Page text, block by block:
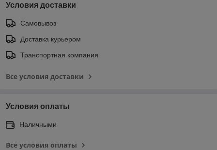
Условия доставки
Самовывоз
Доставка курьером
Транспортная компания
Все условия доставки
Условия оплаты
Наличными
Все условия оплаты